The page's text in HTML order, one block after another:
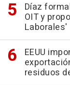
Díaz
OIT y
Laborales'
EEUU
residuos